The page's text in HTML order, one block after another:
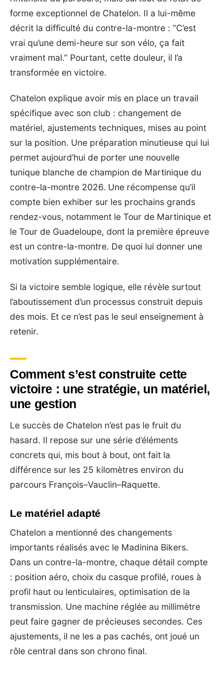
forme exceptionnel de Chatelon. Il a lui-même
décrit la difficulté du contre-la-montre : “C’est
vrai qu’une demi-heure sur son vélo, ça fait
vraiment mal.” Pourtant, cette douleur, il l’a
transformée en victoire.
Chatelon explique avoir mis en place un travail
spécifique avec son club : changement de
matériel, ajustements techniques, mises au point
sur la position. Une préparation minutieuse qui lui
permet aujourd’hui de porter une nouvelle
tunique blanche de champion de Martinique du
contre-la-montre 2026. Une récompense qu’il
compte bien exhiber sur les prochains grands
rendez-vous, notamment le Tour de Martinique et
le Tour de Guadeloupe, dont la première épreuve
est un contre-la-montre. De quoi lui donner une
motivation supplémentaire.
Si la victoire semble logique, elle révèle surtout
l’aboutissement d’un processus construit depuis
des mois. Et ce n’est pas le seul enseignement à
retenir.
Comment s’est construite cette
victoire : une stratégie, un matériel,
une gestion
Le succès de Chatelon n’est pas le fruit du
hasard. Il repose sur une série d’éléments
concrets qui, mis bout à bout, ont fait la
différence sur les 25 kilomètres environ du
parcours François–Vauclin–Raquette.
Le matériel adapté
Chatelon a mentionné des changements
importants réalisés avec le Madinina Bikers.
Dans un contre-la-montre, chaque détail compte
: position aéro, choix du casque profilé, roues à
profil haut ou lenticulaires, optimisation de la
transmission. Une machine réglée au millimètre
peut faire gagner de précieuses secondes. Ces
ajustements, il ne les a pas cachés, ont joué un
rôle central dans son chrono final.